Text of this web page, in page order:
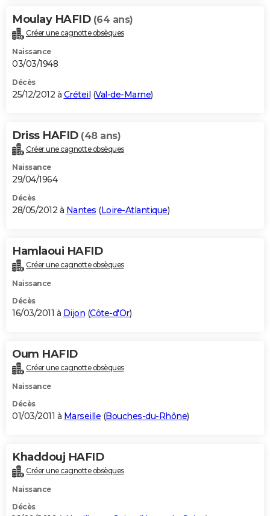
Moulay HAFID (64 ans)
Créer une cagnotte obsèques
Naissance
03/03/1948
Décès
25/12/2012 à Créteil (Val-de-Marne)
Driss HAFID (48 ans)
Créer une cagnotte obsèques
Naissance
29/04/1964
Décès
28/05/2012 à Nantes (Loire-Atlantique)
Hamlaoui HAFID
Créer une cagnotte obsèques
Naissance
Décès
16/03/2011 à Dijon (Côte-d'Or)
Oum HAFID
Créer une cagnotte obsèques
Naissance
Décès
01/03/2011 à Marseille (Bouches-du-Rhône)
Khaddouj HAFID
Créer une cagnotte obsèques
Naissance
Décès